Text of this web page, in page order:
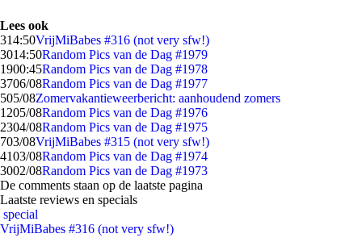
Lees ook
314:50VrijMiBabes #316 (not very sfw!)
3014:50Random Pics van de Dag #1979
1900:45Random Pics van de Dag #1978
3706/08Random Pics van de Dag #1977
505/08Zomervakantieweerbericht: aanhoudend zomers
1205/08Random Pics van de Dag #1976
2304/08Random Pics van de Dag #1975
703/08VrijMiBabes #315 (not very sfw!)
4103/08Random Pics van de Dag #1974
3002/08Random Pics van de Dag #1973
De comments staan op de laatste pagina
Laatste reviews en specials
special
VrijMiBabes #316 (not very sfw!)